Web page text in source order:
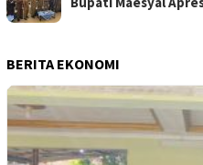
BERITA EKONOMI